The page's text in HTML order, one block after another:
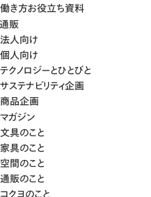
働き方お役立ち資料
通販
法人向け
個人向け
テクノロジーとひとびと
サステナビリティ企画
商品企画
マガジン
文具のこと
家具のこと
空間のこと
通販のこと
コクヨのこと